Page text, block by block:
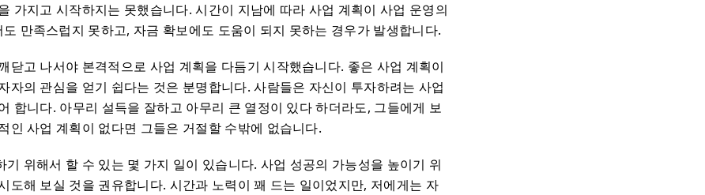
가지고 시작하지는 못했습니다. 시간이 지남에 따라 사업 계획이 사업 운영의
만족스럽지 못하고, 자금 확보에도 도움이 되지 못하는 경우가 발생합니다.
닫고 나서야 본격적으로 사업 계획을 다듬기 시작했습니다. 좋은 사업 계획이
자의 관심을 얻기 쉽다는 것은 분명합니다. 사람들은 자신이 투자하려는 사업
합니다. 아무리 설득을 잘하고 아무리 큰 열정이 있다 하더라도, 그들에게 보
인 사업 계획이 없다면 그들은 거절할 수밖에 없습니다.
기 위해서 할 수 있는 몇 가지 일이 있습니다. 사업 성공의 가능성을 높이기 위
도해 보실 것을 권유합니다. 시간과 노력이 꽤 드는 일이었지만, 저에게는 자